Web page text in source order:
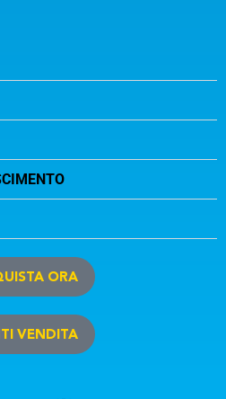
ORA
VENDITA